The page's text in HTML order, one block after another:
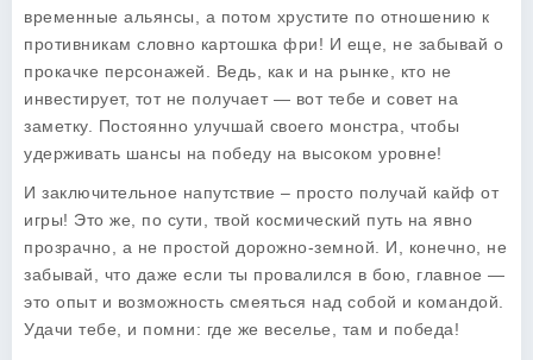
временные альянсы, а потом хрустите по отношению к
противникам словно картошка фри! И еще, не забывай о
прокачке персонажей. Ведь, как и на рынке, кто не
инвестирует, тот не получает — вот тебе и совет на
заметку. Постоянно улучшай своего монстра, чтобы
удерживать шансы на победу на высоком уровне!
И заключительное напутствие – просто получай кайф от
игры! Это же, по сути, твой космический путь на явно
прозрачно, а не простой дорожно-земной. И, конечно, не
забывай, что даже если ты провалился в бою, главное —
это опыт и возможность смеяться над собой и командой.
Удачи тебе, и помни: где же веселье, там и победа!